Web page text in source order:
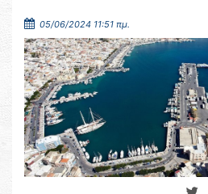
05/06/2024 11:51 πμ.